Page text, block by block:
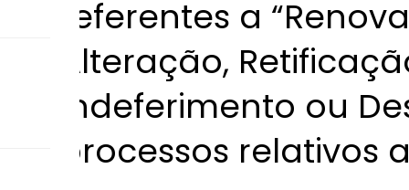
referentes a
Alteração,
Indeferimento ou
processos relativos a